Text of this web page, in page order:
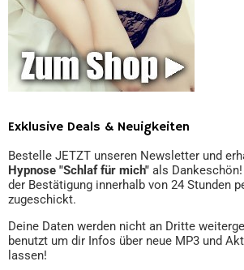
Exklusive Deals & Neuigkeiten
Bestelle JETZT unseren Newsletter und
Hypnose "Schlaf für mich" als
der Bestätigung innerhalb von 24 Stunden
zugeschickt.
Deine Daten werden nicht an Dritte
benutzt um dir Infos über neue MP3 und
lassen!